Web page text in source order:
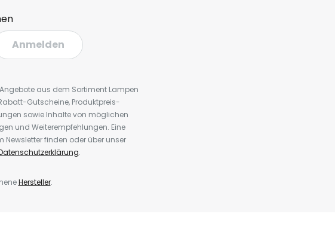
Anmelden
aus dem Sortiment Lampen
Gutscheine, Produktpreis-
sowie Inhalte von möglichen
und Weiterempfehlungen. Eine
finden oder über unser
.
Hersteller.